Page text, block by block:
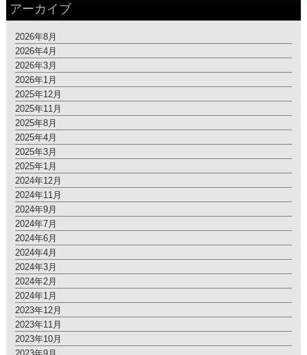
アーカイブ
2026年8月
2026年4月
2026年3月
2026年1月
2025年12月
2025年11月
2025年8月
2025年4月
2025年3月
2025年1月
2024年12月
2024年11月
2024年9月
2024年7月
2024年6月
2024年4月
2024年3月
2024年2月
2024年1月
2023年12月
2023年11月
2023年10月